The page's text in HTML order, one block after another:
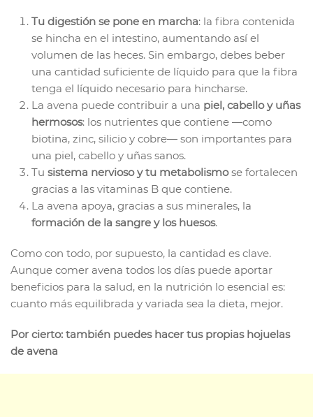
Tu digestión se pone en marcha: la fibra contenida
se hincha en el intestino, aumentando así el
volumen de las heces. Sin embargo, debes beber
una cantidad suficiente de líquido para que la fibra
tenga el líquido necesario para hincharse.
La avena puede contribuir a una piel, cabello y uñas
hermosos: los nutrientes que contiene —como
biotina, zinc, silicio y cobre— son importantes para
una piel, cabello y uñas sanos.
Tu sistema nervioso y tu metabolismose fortalecen
gracias a las vitaminas B que contiene.
La avena apoya, gracias a sus minerales, la
formación de la sangre y los huesos.
Como con todo, por supuesto, la cantidad es clave.
Aunque comer avena todos los días puede aportar
beneficios para la salud, en la nutrición lo esencial es:
cuanto más equilibrada y variada sea la dieta, mejor.
Por cierto: también puedes hacer tus propias hojuelas
de avena